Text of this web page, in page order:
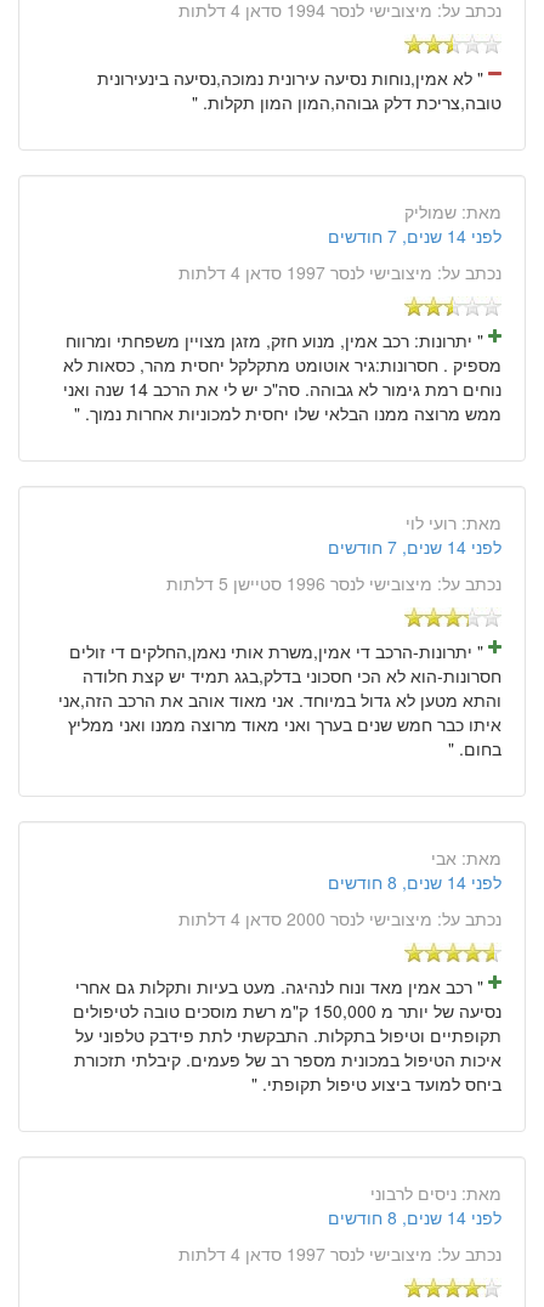
נכתב על: מיצובישי לנסר 1994 סדאן 4 דלתות
" לא אמין,נוחות נסיעה עירונית נמוכה,נסיעה בינעירונית
טובה,צריכת דלק גבוהה,המון המון תקלות. "
מאת: שמוליק
לפני 14 שנים, 7 חודשים
נכתב על: מיצובישי לנסר 1997 סדאן 4 דלתות
" יתרונות: רכב אמין, מנוע חזק, מזגן מצויין משפחתי ומרווח
מספיק . חסרונות:גיר אוטומט מתקלקל יחסית מהר, כסאות לא
נוחים רמת גימור לא גבוהה. סה"כ יש לי את הרכב 14 שנה ואני
ממש מרוצה ממנו הבלאי שלו יחסית למכוניות אחרות נמוך. "
מאת: רועי לוי
לפני 14 שנים, 7 חודשים
נכתב על: מיצובישי לנסר 1996 סטיישן 5 דלתות
" יתרונות-הרכב די אמין,משרת אותי נאמן,החלקים די זולים
חסרונות-הוא לא הכי חסכוני בדלק,בגג תמיד יש קצת חלודה
והתא מטען לא גדול במיוחד. אני מאוד אוהב את הרכב הזה,אני
איתו כבר חמש שנים בערך ואני מאוד מרוצה ממנו ואני ממליץ
בחום. "
מאת: אבי
לפני 14 שנים, 8 חודשים
נכתב על: מיצובישי לנסר 2000 סדאן 4 דלתות
" רכב אמין מאד ונוח לנהיגה. מעט בעיות ותקלות גם אחרי
נסיעה של יותר מ 150,000 ק"מ רשת מוסכים טובה לטיפולים
תקופתיים וטיפול בתקלות. התבקשתי לתת פידבק טלפוני על
איכות הטיפול במכונית מספר רב של פעמים. קיבלתי תזכורת
ביחס למועד ביצוע טיפול תקופתי. "
מאת: ניסים לרבוני
לפני 14 שנים, 8 חודשים
נכתב על: מיצובישי לנסר 1997 סדאן 4 דלתות